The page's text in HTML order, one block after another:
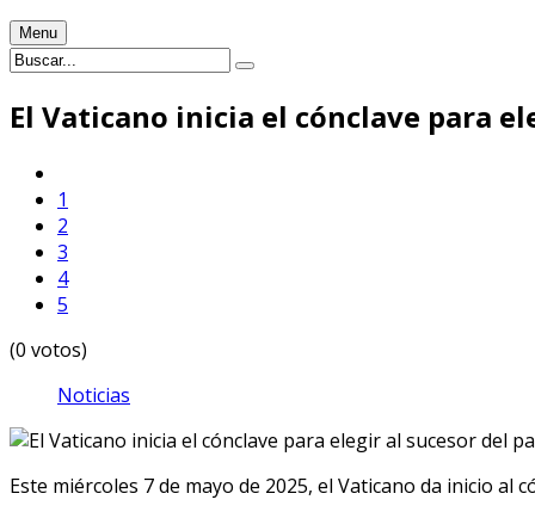
Menu
El Vaticano inicia el cónclave para
1
2
3
4
5
(0 votos)
Noticias
Este miércoles 7 de mayo de 2025, el Vaticano da inicio